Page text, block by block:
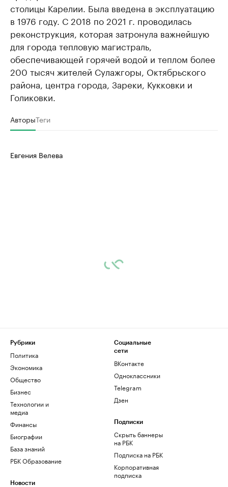
столицы Карелии. Была введена в эксплуатацию
в 1976 году. С 2018 по 2021 г. проводилась
реконструкция, которая затронула важнейшую
для города тепловую магистраль,
обеспечивающей горячей водой и теплом более
200 тысяч жителей Сулажгоры, Октябрьского
района, центра города, Зареки, Кукковки и
Голиковки.
АвторыТеги
Евгения Велева
Рубрики
Политика
Экономика
Общество
Бизнес
Технологии и
медиа
Финансы
Биографии
База знаний
РБК Образование
Новости
Социальные
сети
ВКонтакте
Одноклассники
Telegram
Дзен
Подписки
Скрыть баннеры
на РБК
Подписка на РБК
Корпоративная
подписка